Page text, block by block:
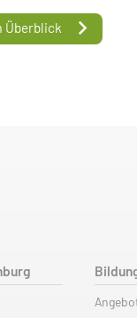
Überblick